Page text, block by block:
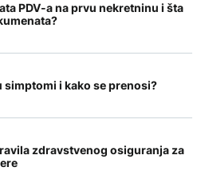
PDV-a na prvu nekretninu i šta
simptomi i kako se prenosi?
zdravstvenog osiguranja za